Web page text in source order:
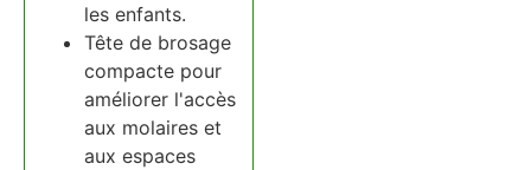
les enfants.
Tête de brosage
compacte pour
améliorer l'accès
aux molaires et
aux espaces